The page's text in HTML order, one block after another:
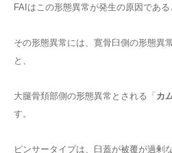
FAIはこの形態異常が発生の原因である
その形態異常には、寛骨臼側の形態異
と、
大腿骨頚部側の形態異常とされる「 カ
す。
ピンサータイプは、臼蓋が被覆が過剰